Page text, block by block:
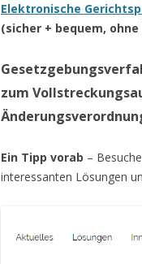
Elektronische
(sicher + bequem,
zum
Ein Tipp vorab –
interessanten Lösungen